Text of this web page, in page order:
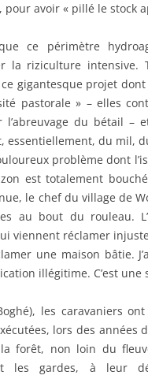
pour avoir « pillé le stock
ce périmètre
la riziculture intensive.
gigantesque projet
pastorale » – elles
l’abreuvage du bétail –
essentiellement, du mil,
problème dont
est totalement
le chef du village de
au bout du rouleau.
viennent réclamer
une maison bâtie.
illégitime. C’est
les caravaniers
lors des années
forêt, non loin du
les gardes, à leur